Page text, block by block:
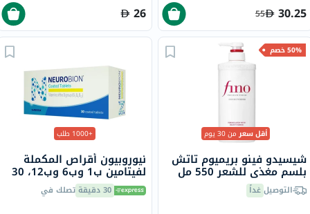
30.25
55
26
50% خصم
أقل سعرمن 30 يوم
شيسيدو فينو بريميوم تاتش
بلسم مغذي للشعر 550 مل
التوصيلغداً
+1000 طلب
نيوروبيون أقراص المكملة
لفيتامين ب1 وب6 وب12، 30
قرص 30 دقيقة تصلك في